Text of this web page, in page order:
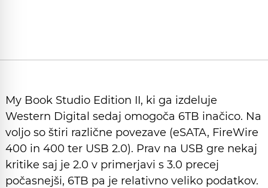
My Book Studio Edition II, ki ga izdeluje
Western Digital sedaj omogoča 6TB inačico. Na
voljo so štiri različne povezave (eSATA, FireWire
400 in 400 ter USB 2.0). Prav na USB gre nekaj
kritike saj je 2.0 v primerjavi s 3.0 precej
počasnejši, 6TB pa je relativno veliko podatkov.